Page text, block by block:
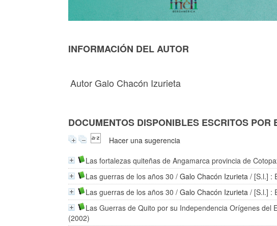
INFORMACIÓN DEL AUTOR
Autor Galo Chacón Izurieta
DOCUMENTOS DISPONIBLES ESCRITOS POR
Hacer una sugerencia
Las fortalezas quiteñas de Angamarca provincia de
Las guerras de los años 30 /Galo Chacón Izurieta / [S.l.] :
Las guerras de los años 30 /Galo Chacón Izurieta / [S.l.] :
Las Guerras de Quito por su Independencia Orígenes del
(2002)